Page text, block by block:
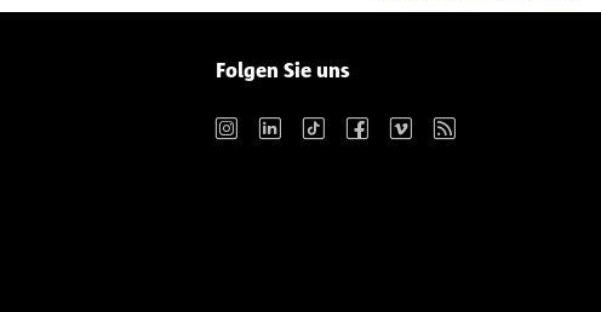
Folgen Sie uns
Instagram LinkedIn TikTok Facebook Vimeo RSS